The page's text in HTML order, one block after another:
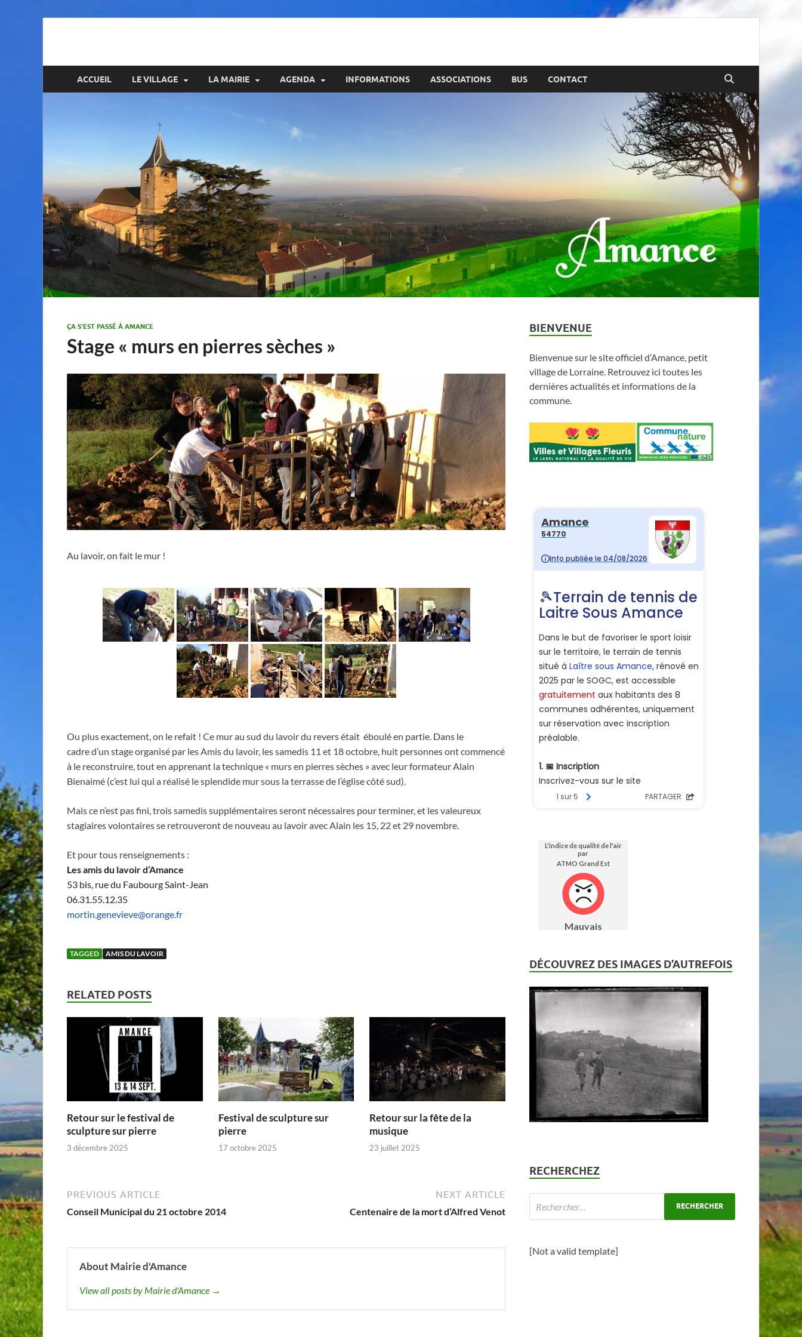
Amance
ACCUEIL LE VILLAGE LA MAIRIE AGENDA INFORMATIONS ASSOCIATIONS BUS CONTACT
ÇA S'EST PASSÉ À AMANCE
Stage « murs en pierres sèches »
Au lavoir, on fait le mur !
Ou plus exactement, on le refait ! Ce mur au sud du lavoir du revers était éboulé en partie. Dans le
cadre d’un stage organisé par les Amis du lavoir, les samedis 11 et 18 octobre, huit personnes ont commencé
à le reconstruire, tout en apprenant la technique « murs en pierres sèches » avec leur formateur Alain
Bienaimé (c’est lui qui a réalisé le splendide mur sous la terrasse de l’église côté sud).
Mais ce n’est pas fini, trois samedis supplémentaires seront nécessaires pour terminer, et les valeureux
stagiaires volontaires se retrouveront de nouveau au lavoir avec Alain les 15, 22 et 29 novembre.
Et pour tous renseignements :
Les amis du lavoir d’Amance
53 bis, rue du Faubourg Saint-Jean
06.31.55.12.35
mortin.genevieve@orange.fr
TAGGED AMIS DU LAVOIR
RELATED POSTS
Retour sur le festival de
sculpture sur pierre
3 décembre 2025
Festival de sculpture sur
pierre
17 octobre 2025
Retour sur la fête de la
musique
23 juillet 2025
PREVIOUS ARTICLE
Conseil Municipal du 21 octobre 2014
NEXT ARTICLE
Centenaire de la mort d’Alfred Venot
About Mairie d'Amance
View all posts by Mairie d'Amance →
BIENVENUE
Bienvenue sur le site officiel d’Amance, petit
village de Lorraine. Retrouvez ici toutes les
dernières actualités et informations de la
commune.
DÉCOUVREZ DES IMAGES D’AUTREFOIS
RECHERCHEZ
[Not a valid template]